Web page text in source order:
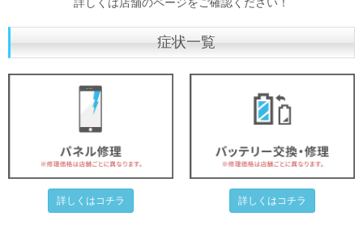
詳しくは店舗のページをご確認ください！
症状一覧
詳しくはコチラ 詳しくはコチラ